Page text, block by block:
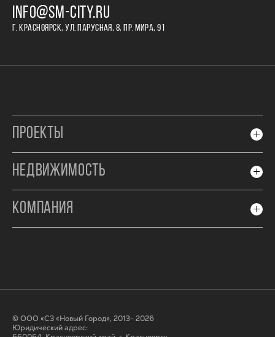
INFO@SM-CITY.RU
Г. КРАСНОЯРСК, УЛ. ПАРУСНАЯ, 8, ПР. МИРА, 91
ПРОЕКТЫ
НЕДВИЖИМОСТЬ
КОМПАНИЯ
© ООО «СЗ «Новый Город», 2013- 2026
Юридический адрес: